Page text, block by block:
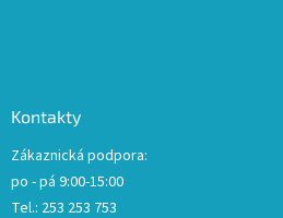
Kontakty
Zákaznická podpora:
po - pá 9:00-15:00
Tel.: 253 253 753